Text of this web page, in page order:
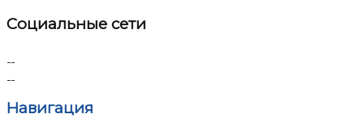
Социальные сети
Навигация